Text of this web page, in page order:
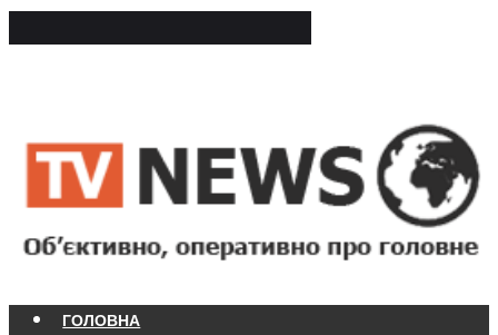
ГОЛОВНА